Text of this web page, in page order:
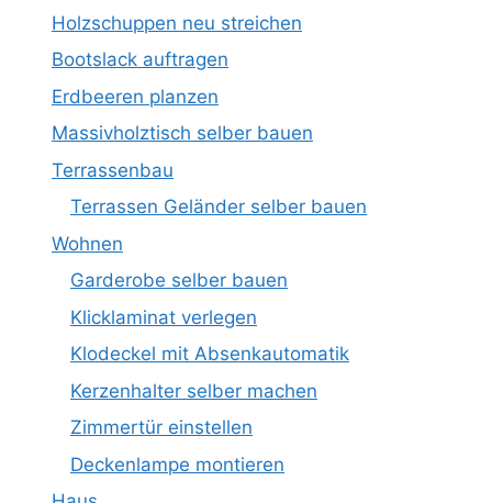
Holzschuppen neu streichen
Bootslack auftragen
Erdbeeren planzen
Massivholztisch selber bauen
Terrassenbau
Terrassen Geländer selber bauen
Wohnen
Garderobe selber bauen
Klicklaminat verlegen
Klodeckel mit Absenkautomatik
Kerzenhalter selber machen
Zimmertür einstellen
Deckenlampe montieren